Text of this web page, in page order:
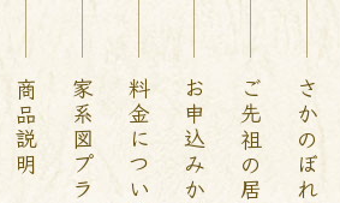
商品説明 料金について